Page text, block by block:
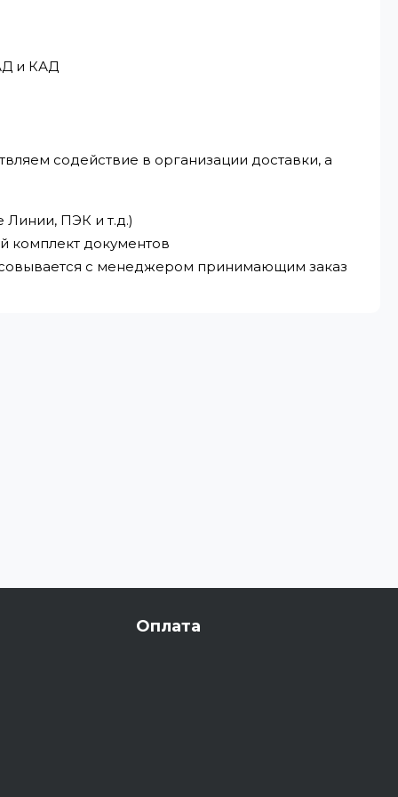
и КАД
содействие в организации доставки, а
Линии, ПЭК и т.д.)
комплект документов
с менеджером принимающим заказ
Оплата